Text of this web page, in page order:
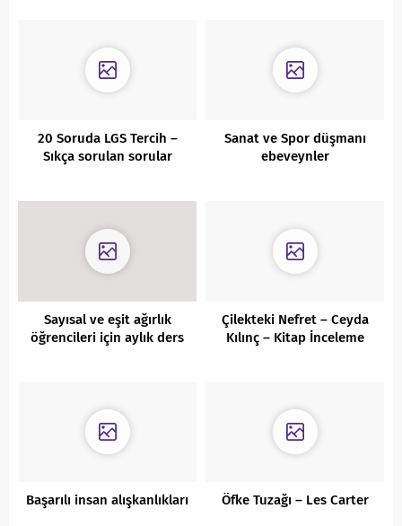
20 Soruda LGS Tercih –
Sıkça sorulan sorular
Sanat ve Spor düşmanı
ebeveynler
Sayısal ve eşit ağırlık
öğrencileri için aylık ders
Çilekteki Nefret – Ceyda
Kılınç – Kitap İnceleme
Başarılı insan alışkanlıkları Öfke Tuzağı – Les Carter